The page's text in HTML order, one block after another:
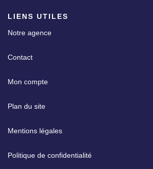
LIENS UTILES
Notre agence
Contact
Mon compte
Plan du site
Mentions légales
Politique de confidentialité